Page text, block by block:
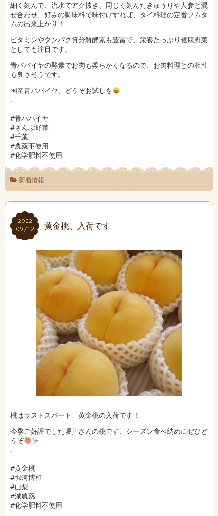
細く刻んで、流水でアク抜き、同じく刻んだきゅうりや人参と混
ぜ合わせ、好みの調味料で味付けすれば、タイ料理の定番ソムタ
ムの出来上がり！
ビタミンやタンパク質分解酵素も豊富で、栄養たっぷり健康野菜
としても注目です。
青パパイヤの酵素でお肉も柔らかくなるので、お肉料理との相性
も良さそうです。
国産青パパイヤ、どうぞお試しを
.
.
#青パパイヤ
#さんぶ野菜
#千葉
#農薬不使用
#化学肥料不使用
新着情報
2022
09/12
2022
09/12 黄金桃、入荷です
桃はラストスパート、黄金桃の入荷です！
今季ご好評でした堀川さんの桃です、シーズン食べ納めにぜひど
うぞ
.
.
#黄金桃
#堀河博和
#山梨
#減農薬
#化学肥料不使用